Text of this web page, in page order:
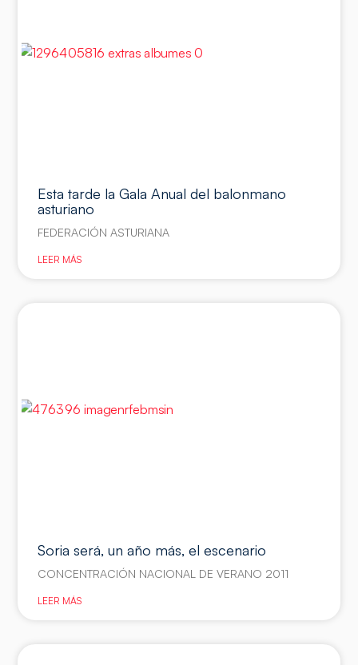
Esta tarde la Gala Anual del balonmano
asturiano
FEDERACIÓN ASTURIANA
LEER MÁS
Soria será, un año más, el escenario
CONCENTRACIÓN NACIONAL DE VERANO 2011
LEER MÁS